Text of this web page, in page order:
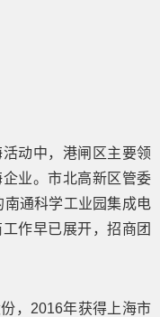
动中，港闸区主要领
业。市北高新区管委
南通科学工业园集成电
作早已展开，招商团
，2016年获得上海市